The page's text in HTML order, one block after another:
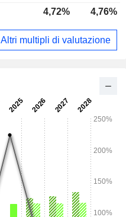
4,72% 4,76%
Altri multipli di valutazione